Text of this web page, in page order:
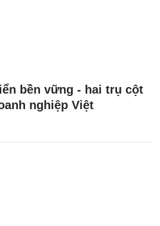
bền vững - hai trụ cột
nghiệp Việt